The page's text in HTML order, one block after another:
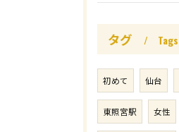
タグ Tags
初めて 仙台
東照宮駅 女性